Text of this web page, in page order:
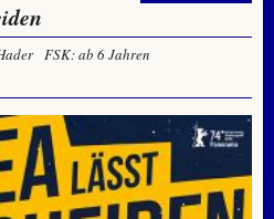
FSK: ab 6 Jahren